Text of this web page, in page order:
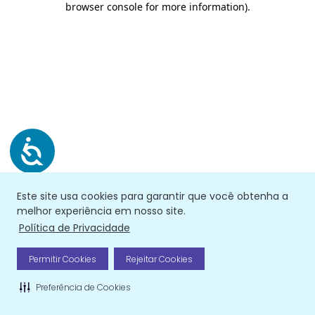
Este site usa cookies para garantir que você obtenha a
melhor experiência em nosso site.
Política de Privacidade
Permitir Cookies Rejeitar Cookies
Preferência de Cookies
browser console for more information).